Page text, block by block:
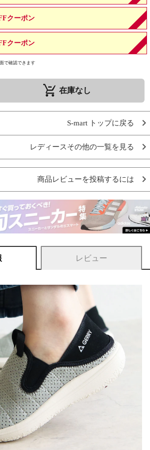
クーポン
クーポン
で確認できます
remove_shopping_cart 在庫なし
S-mart トップに戻る
レディースその他の一覧を見る
商品レビューを投稿するには
レビュー